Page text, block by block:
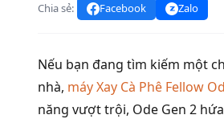
Chia sẻ: Facebook Zalo
Nếu bạn đang tìm kiếm một
nhà, máy Xay Cà Phê Fellow
năng vượt trội, Ode Gen 2